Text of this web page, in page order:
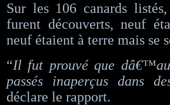
Sur les 106 canards
furent découverts, neuf
neuf étaient à terre mais se
“Il fut prouvé que
passés inaperçus dans
déclare le rapport.